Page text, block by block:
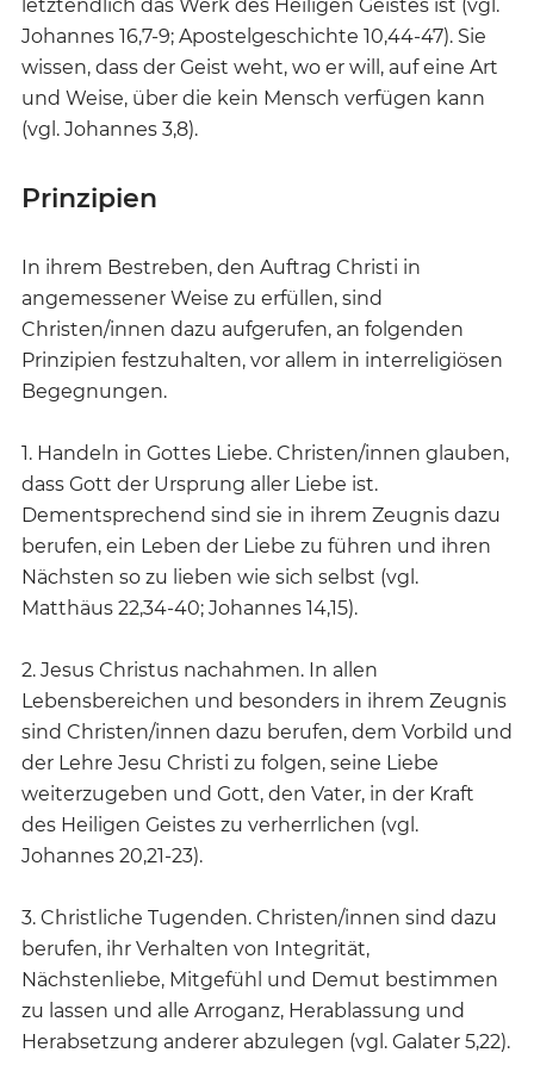
letztendlich das Werk des Heiligen Geistes ist (vgl.
Johannes 16,7-9; Apostelgeschichte 10,44-47). Sie
wissen, dass der Geist weht, wo er will, auf eine Art
und Weise, über die kein Mensch verfügen kann
(vgl. Johannes 3,8).
Prinzipien
In ihrem Bestreben, den Auftrag Christi in
angemessener Weise zu erfüllen, sind
Christen/innen dazu aufgerufen, an folgenden
Prinzipien festzuhalten, vor allem in interreligiösen
Begegnungen.
1. Handeln in Gottes Liebe. Christen/innen glauben,
dass Gott der Ursprung aller Liebe ist.
Dementsprechend sind sie in ihrem Zeugnis dazu
berufen, ein Leben der Liebe zu führen und ihren
Nächsten so zu lieben wie sich selbst (vgl.
Matthäus 22,34-40; Johannes 14,15).
2. Jesus Christus nachahmen. In allen
Lebensbereichen und besonders in ihrem Zeugnis
sind Christen/innen dazu berufen, dem Vorbild und
der Lehre Jesu Christi zu folgen, seine Liebe
weiterzugeben und Gott, den Vater, in der Kraft
des Heiligen Geistes zu verherrlichen (vgl.
Johannes 20,21-23).
3. Christliche Tugenden. Christen/innen sind dazu
berufen, ihr Verhalten von Integrität,
Nächstenliebe, Mitgefühl und Demut bestimmen
zu lassen und alle Arroganz, Herablassung und
Herabsetzung anderer abzulegen (vgl. Galater 5,22).